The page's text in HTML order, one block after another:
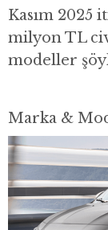
Kasım 2025
milyon TL
modeller
Marka &